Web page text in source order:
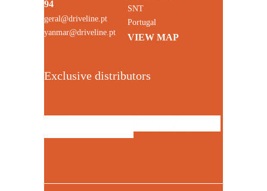
94
geral@driveline.pt
yanmar@driveline.pt
SNT
Portugal
VIEW MAP
Exclusive distributors